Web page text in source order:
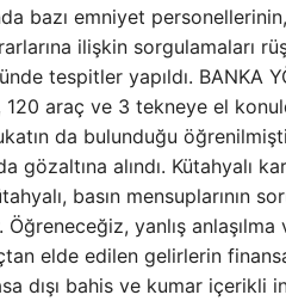
bazı emniyet
ilişkin sorgulamaları
tespitler yapıldı. BANKA
120 araç ve 3 tekneye el
da bulunduğu
gözaltına alındı. Kütahyalı
basın mensuplarının
yanlış
elde edilen gelirlerin
dışı bahis ve kumar içerikli